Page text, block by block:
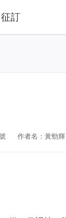
征訂
作者名：黃勁輝